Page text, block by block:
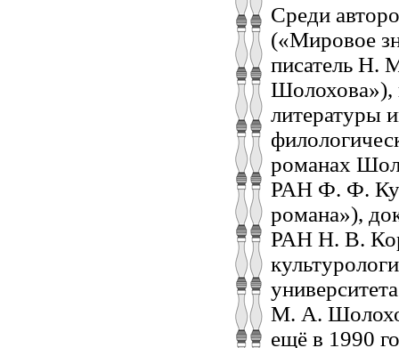
Среди
(«Мировое
писатель Н.
Шолохова»),
литературы
романах
РАН Ф. Ф.
романа»),
РАН Н. В.
М. А.
ещё в 1990